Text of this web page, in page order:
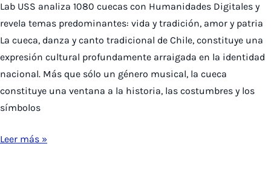
Digitales
Lab USS analiza 1080 cuecas con Humanidades Digitales y
revela temas predominantes: vida y tradición, amor y patria
La cueca, danza y canto tradicional de Chile, constituye una
expresión cultural profundamente arraigada en la identidad
nacional. Más que sólo un género musical, la cueca
constituye una ventana a la historia, las costumbres y los
símbolos
Investigación
Leer más »